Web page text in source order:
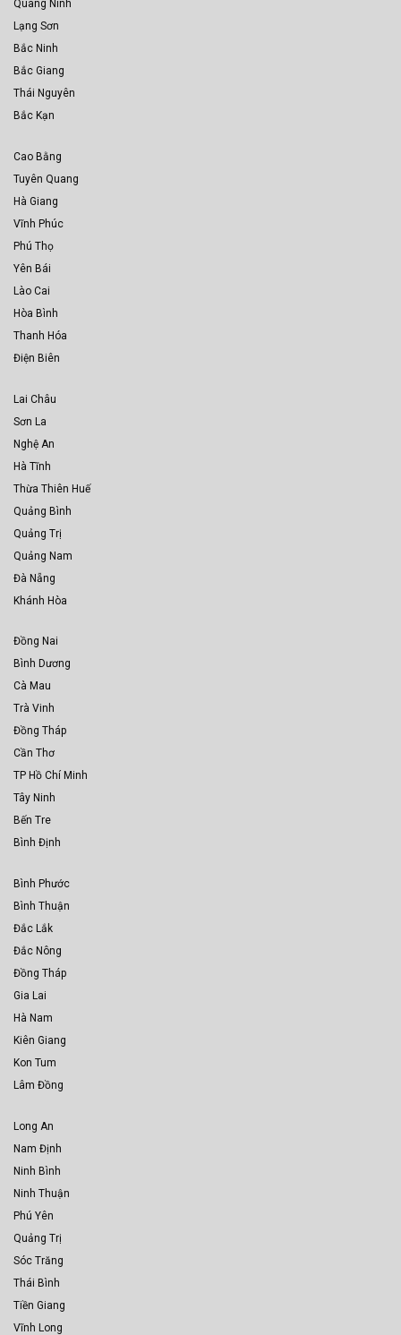
Quang Ninh
Lạng Sơn
Bắc Ninh
Bắc Giang
Thái Nguyên
Bắc Kạn
Cao Bằng
Tuyên Quang
Hà Giang
Vĩnh Phúc
Phú Thọ
Yên Bái
Lào Cai
Hòa Bình
Thanh Hóa
Điện Biên
Lai Châu
Sơn La
Nghệ An
Hà Tĩnh
Thừa Thiên Huế
Quảng Bình
Quảng Trị
Quảng Nam
Đà Nẵng
Khánh Hòa
Đồng Nai
Bình Dương
Cà Mau
Trà Vinh
Đồng Tháp
Cần Thơ
TP Hồ Chí Minh
Tây Ninh
Bến Tre
Bình Định
Bình Phước
Bình Thuận
Đắc Lắk
Đắc Nông
Đồng Tháp
Gia Lai
Hà Nam
Kiên Giang
Kon Tum
Lâm Đồng
Long An
Nam Định
Ninh Bình
Ninh Thuận
Phú Yên
Quảng Trị
Sóc Trăng
Thái Bình
Tiền Giang
Vĩnh Long